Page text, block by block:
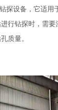
探设备，它适用
行钻探时，需
质量。